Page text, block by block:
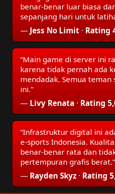
benar-benar luar biasa
sepanjang hari untuk
— Jess No Limit · Rating
“Main game di server ini
karena tidak pernah ada
mendadak. Semua
ini.”
— Livy Renata · Rating
“Infrastruktur digital ini
e-sports Indonesia.
benar-benar rata dan
pertempuran grafis berat.”
— Rayden Skyz · Rating